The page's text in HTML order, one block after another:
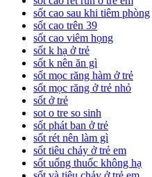
sốt cao sau khi tiêm phòng
sốt cao trên 39
sốt cao viêm họng
sốt k hạ ở trẻ
sốt k nên ăn gì
sốt mọc răng hàm ở trẻ
sốt mọc răng ở trẻ nhỏ
sốt ở trẻ
sot o tre so sinh
sốt phát ban ở trẻ
sốt rét nên làm gì
sốt tiêu chảy ở trẻ em
sốt uống thuốc không hạ